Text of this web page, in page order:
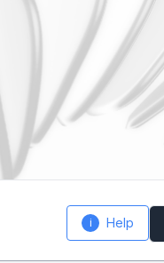
i Help